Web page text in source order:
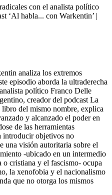
con el analista político
‘Al habla... con Warkentin’ |
analiza los extremos
episodio aborda la ultraderecha
político Franco Delle
creador del podcast La
del mismo nombre, explica
y alcanzado el poder en
de las herramientas
introducir objetivos no
una visión autoritaria sobre el
-ubicado en un intermedio
o cristiana y el fascismo- ocupa
la xenofobia y el nacionalismo
que no otorga los mismos